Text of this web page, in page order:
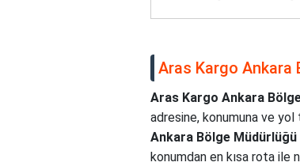
Aras Kargo
Aras Kargo Ankara
adresine, konumuna ve
Ankara Bölge
konumdan en kısa rota ile